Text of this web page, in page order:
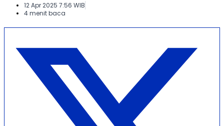
12 Apr 2025 7:56 WIB
4 menit baca